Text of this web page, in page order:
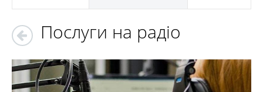
Послуги на радіо